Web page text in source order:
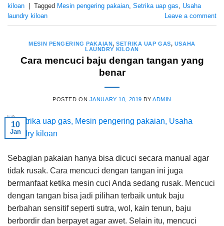
kiloan
Tagged Mesin pengering pakaian, Setrika uap gas, Usaha
laundry kiloan
Leave a comment
MESIN PENGERING PAKAIAN,SETRIKA UAP GAS, USAHA
LAUNDRY KILOAN
Cara mencuci baju dengan tangan yang
benar
POSTED ON JANUARY 10, 2019 BY ADMIN
10
Jan
Sebagian pakaian hanya bisa dicuci secara manual agar
tidak rusak. Cara mencuci dengan tangan ini juga
bermanfaat ketika mesin cuci Anda sedang rusak. Mencuci
dengan tangan bisa jadi pilihan terbaik untuk baju
berbahan sensitif seperti sutra, wol, kain tenun, baju
berbordir dan berpayet agar awet. Selain itu, mencuci